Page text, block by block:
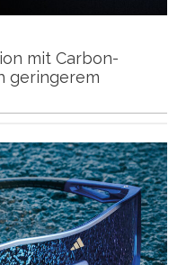
mit Carbon-
geringerem